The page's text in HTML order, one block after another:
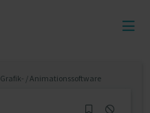
Grafik- / Animationssoftware